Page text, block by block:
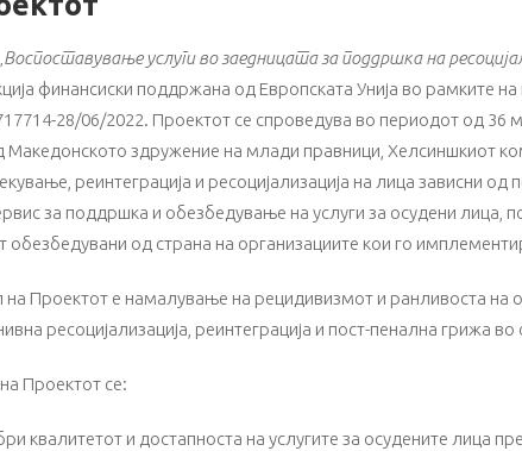
Воспоставување услуги во заедницата за поддршка на
финансиски поддржана од Европската Унија во рамките
28/06/2022. Проектот се спроведува во периодот од 36
Македонското здружение на млади правници, Хелсиншкиот
реинтеграција и ресоцијализација на лица зависни
за поддршка и обезбедување на услуги за осудени
обезбедувани од страна на организациите кои го
Проектот е намалување на рецидивизмот и ранливоста на
ресоцијализација, реинтеграција и пост-пенална грижа
Проектот се:
квалитетот и достапноста на услугите за осудените лица